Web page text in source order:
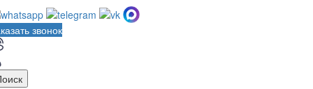
звонок